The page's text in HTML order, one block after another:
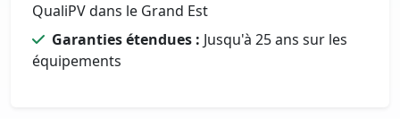
QualiPV dans le Grand Est
Garanties étendues : Jusqu'à 25 ans sur les
équipements